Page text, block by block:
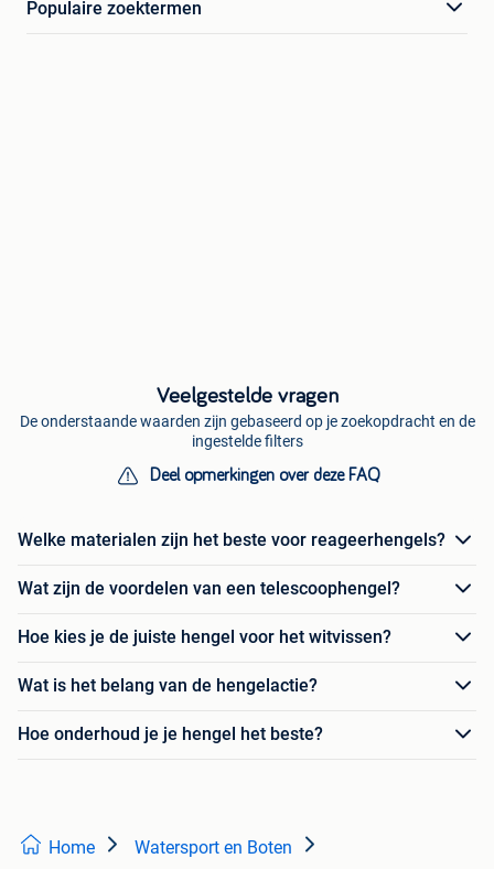
Populaire zoektermen
Veelgestelde vragen
De onderstaande waarden zijn gebaseerd op je zoekopdracht en de
ingestelde filters
Deel opmerkingen over deze FAQ
Welke materialen zijn het beste voor reageerhengels?
Wat zijn de voordelen van een telescoophengel?
Hoe kies je de juiste hengel voor het witvissen?
Wat is het belang van de hengelactie?
Hoe onderhoud je je hengel het beste?
Home Watersport en Boten